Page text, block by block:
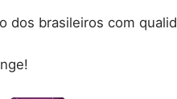
dos brasileiros com